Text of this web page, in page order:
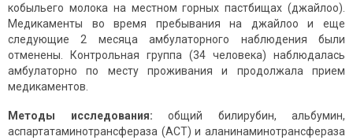
кобыльего молока на местном горных пастбищах (джайлоо).
Медикаменты во время пребывания на джайлоо и еще
следующие 2 месяца амбулаторного наблюдения были
отменены. Контрольная группа (34 человека) наблюдалась
амбулаторно по месту проживания и продолжала прием
медикаментов.
Методы исследования: общий билирубин, альбумин,
аспартатаминотрансфераза (АСТ) и аланинаминотрансфераза